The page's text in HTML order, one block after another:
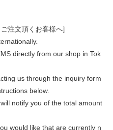
注文頂くお客様へ]
directly from our shop in Tok
us through the inquiry form
below.
notify you of the total amount
would like that are currently n